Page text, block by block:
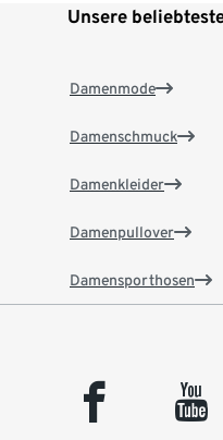
Unsere
Damenmode
Damenschmuck
Damenkleider
Damenpullover
Damensporthosen
facebook youtube